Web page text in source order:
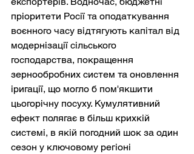
пріоритети Росії та оподаткування
воєнного часу відтягують капітал від
модернізації сільського
господарства, покращення
зернообробних систем та оновлення
іригації, що могло б пом'якшити
цьогорічну посуху. Кумулятивний
ефект полягає в більш крихкій
системі, в якій погодний шок за один
сезон у ключовому регіоні